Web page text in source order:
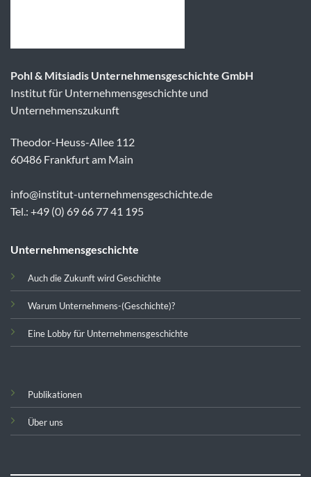
Pohl & Mitsiadis Unternehmensgeschichte GmbH
Institut für Unternehmensgeschichte und
Unternehmenszukunft
Theodor-Heuss-Allee 112
60486 Frankfurt am Main
info@institut-unternehmensgeschichte.de
Tel.: +49 (0) 69 66 77 41 195
Unternehmensgeschichte
Auch die Zukunft wird Geschichte
Warum Unternehmens-(Geschichte)?
Eine Lobby für Unternehmensgeschichte
Publikationen
Über uns